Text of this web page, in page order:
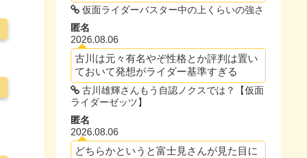
仮面ライダーバスター中の上くらいの強さ
匿名
2026.08.06
古川は元々有名やぞ性格とか評判は置い
ておいて発想がライダー基準すぎる
古川雄輝さんもう自認ノクスでは？【仮面
ライダーゼッツ】
匿名
2026.08.06
どちらかというと富士見さんが見た目に